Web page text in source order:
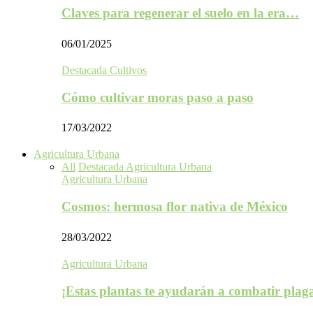
Claves para regenerar el suelo en la era…
06/01/2025
Destacada Cultivos
Cómo cultivar moras paso a paso
17/03/2022
Agricultura Urbana
All Destacada Agricultura Urbana
Agricultura Urbana
Cosmos: hermosa flor nativa de México
28/03/2022
Agricultura Urbana
¡Estas plantas te ayudarán a combatir